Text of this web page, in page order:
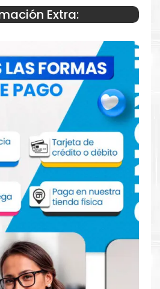
HP LaserJet 1160,
1320t, 1320tn, 3390,
páginas aprox.
Extra: